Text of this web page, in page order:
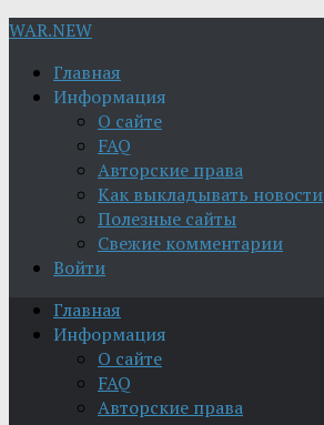
WAR.NEW
Главная
Информация
О сайте
FAQ
Авторские права
Как выкладывать новости
Полезные сайты
Свежие комментарии
Войти
Главная
Информация
О сайте
FAQ
Авторские права